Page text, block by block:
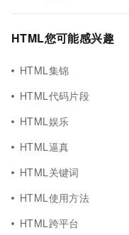
HTML您可能感兴趣
HTML集锦
HTML代码片段
HTML娱乐
HTML逼真
HTML关键词
HTML使用方法
HTML跨平台